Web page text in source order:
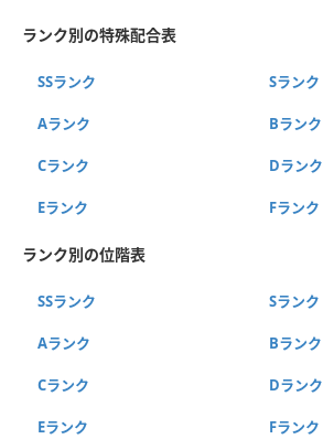
ランク別の特殊配合表
SSランク Sランク
Aランク Bランク
Cランク Dランク
Eランク Fランク
ランク別の位階表
SSランク Sランク
Aランク Bランク
Cランク Dランク
Eランク Fランク